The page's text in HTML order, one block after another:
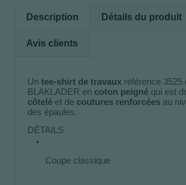
Description Détails du produit
Avis clients
Un tee-shirt de travaux référence 3525
BLAKLADER en coton peigné qui est
côtelé et de coutures renforcées au
des épaules.
DÉTAILS
Coupe classique